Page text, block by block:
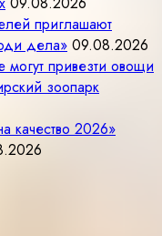
приглашают
дела» 09.08.2026
привезти овощи
зоопарк
качество 2026»